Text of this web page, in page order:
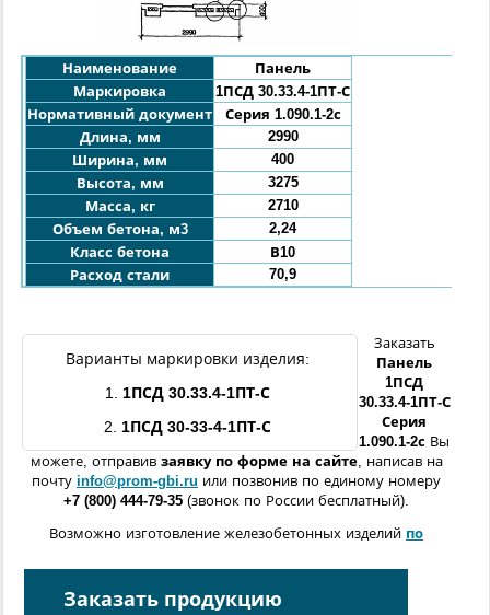
Наименование
Панель
Маркировка
1ПСД 30.33.4-1ПТ-С
Нормативный документ
Серия 1.090.1-2с
Длина, мм
2990
Ширина, мм
400
Высота, мм
3275
Масса, кг
2710
Объем бетона, м3
2,24
Класс бетона
В10
Расход стали
70,9
Варианты маркировки изделия:
1. 1ПСД 30.33.4-1ПТ-С
2.
1ПСД 30-33-4-1ПТ-С
Заказать
Панель
1ПСД
30.33.4-1ПТ-С
Серия
1.090.1-2с Вы
можете, отправив заявку по форме на сайте, написав на
почту info@prom-gbi.ru или позвонив по единому номеру
+7 (800) 444-79-35 (звонок по России бесплатный).
Возможно изготовление железобетонных изделий по
расположенных вСанкт-Петербурге
Заказать продукцию